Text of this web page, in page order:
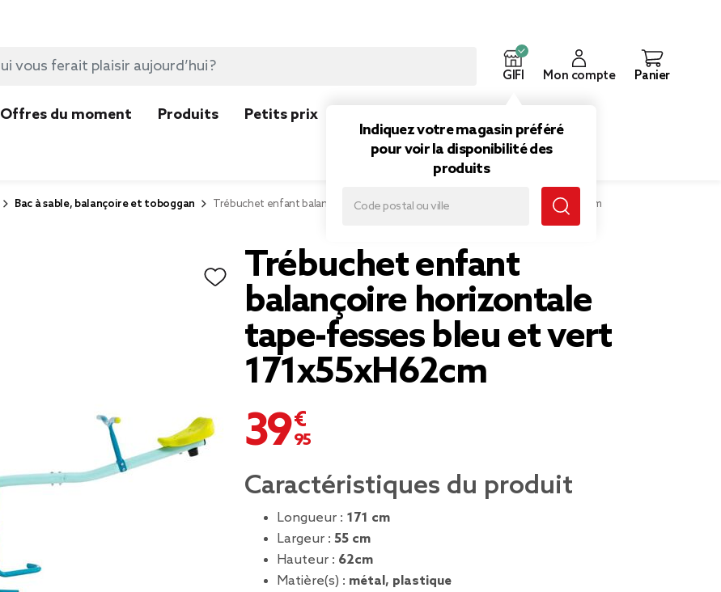
GIFI
Indiquez votre magasin préféré
pour voir la disponibilité des
produits
Mon compte Panier
Offres du moment Produits Petits prix
Bac à sable, balançoire et toboggan Trébuchet enfant balançoire horizontale tape-fesses bleu et vert 171x55xH62cm
Trébuchet enfant
balançoire horizontale
tape-fesses bleu et vert
171x55xH62cm
39,95 €
Caractéristiques du produit
Longueur : 171 cm
Largeur : 55 cm
Hauteur : 62cm
Matière(s) : métal, plastique